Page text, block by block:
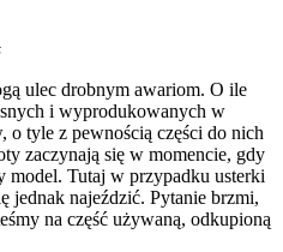
ulec drobnym awariom. O ile
i wyprodukowanych w
o tyle z pewnością części do nich
zaczynają się w momencie, gdy
model. Tutaj w przypadku usterki
jednak najeździć. Pytanie brzmi,
na część używaną, odkupioną